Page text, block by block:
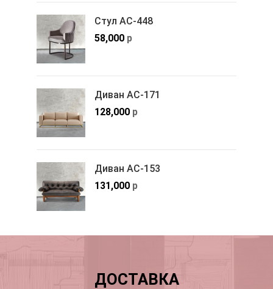
Стул АС-448
58,000 р
Диван АС-171
128,000 р
Диван АС-153
131,000 р
ДОСТАВКА